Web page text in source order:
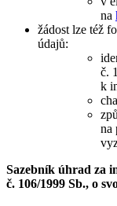
na
žádost lze též
údajů:
č.
k
na
Sazebník úhrad za
č. 106/1999 Sb., o